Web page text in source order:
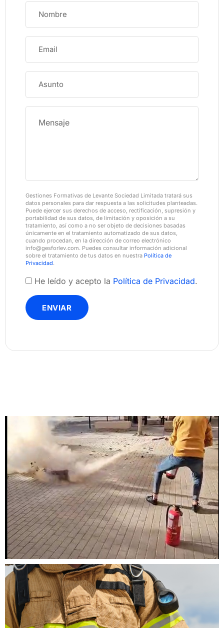
Gestiones Formativas de Levante Sociedad Limitada tratará sus
datos personales para dar respuesta a las solicitudes planteadas.
Puede ejercer sus derechos de acceso, rectificación, supresión y
portabilidad de sus datos, de limitación y oposición a su
tratamiento, así como a no ser objeto de decisiones basadas
únicamente en el tratamiento automatizado de sus datos,
cuando procedan, en la dirección de correo electrónico
info@gesforlev.com. Puedes consultar información adicional
sobre el tratamiento de tus datos en nuestra Política de
Privacidad.
He leído y acepto la Política de Privacidad.
ENVIAR